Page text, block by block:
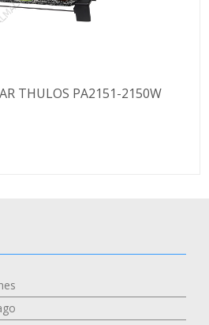
THULOS PA2151-2150W